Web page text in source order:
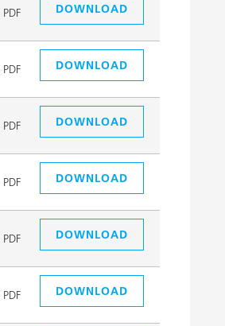
PDF DOWNLOAD
PDF DOWNLOAD
PDF DOWNLOAD
PDF DOWNLOAD
PDF DOWNLOAD
PDF DOWNLOAD